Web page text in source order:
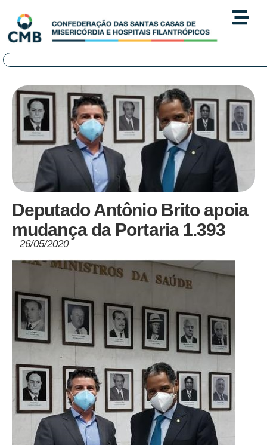
Deputado Antônio Brito apoia
mudança da Portaria 1.393
26/05/2020